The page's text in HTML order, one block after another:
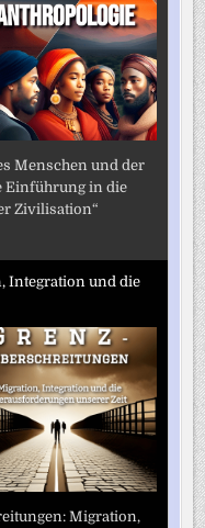
Menschen und der
Einführung in die
Zivilisation“
Integration und die
Migration,